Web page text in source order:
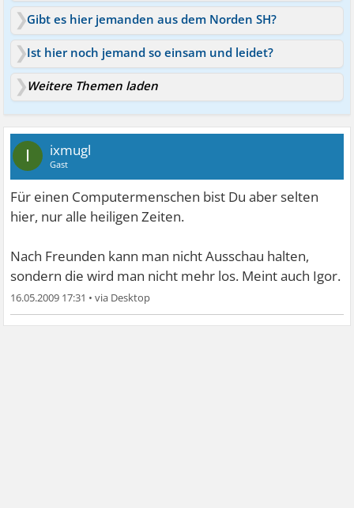
Gibt es hier jemanden aus dem Norden SH?
Ist hier noch jemand so einsam und leidet?
Weitere Themen laden
I ixmugl
Gast
Für einen Computermenschen bist Du aber selten
hier, nur alle heiligen Zeiten.
Nach Freunden kann man nicht Ausschau halten,
sondern die wird man nicht mehr los. Meint auch Igor.
16.05.2009 17:31 •